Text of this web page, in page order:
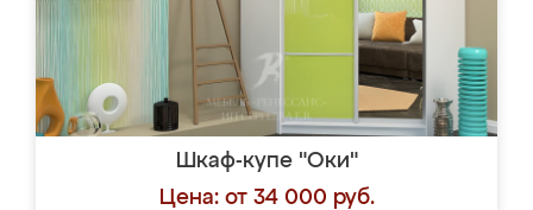
Шкаф-купе "Оки"
Цена: от 34 000 руб.